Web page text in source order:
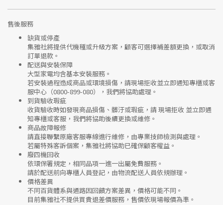
售後服務
缺貨或停產
集雅社將提供代機種或升級方案 ，顧客可選擇補差額更換，或取消
訂單退款。
配送與安裝保障
大型家電均含基本安裝服務。
若安裝過程造成商品或環境損傷，請現場拒收並立即通知專櫃或客
服中心 （0800-899-080），我們將協助處理。
到貨驗收瑕疵
收貨驗收時如發現商品損傷、髒汙或瑕疵 ，請 現場拒收 並立即通
知專櫃或客服，我們將協助後續更換或維修。
商品故障報修
請直接聯繫原廠客服專線進行維修，由專業技師檢測與處理。
若屬特殊客訴個案，集雅社將協助已確保顧客權益。
廢四機回收
依環保署規定，相同品項一進一出屬免費服務。
請於配送前向專櫃人員登記，由物流配送人員依規辦理。
價格差異
不同百貨體系與通路因回饋方案差異，價格可能不同。
目前集雅社不提供買貴退差價服務 ，售價依現場報價為準。